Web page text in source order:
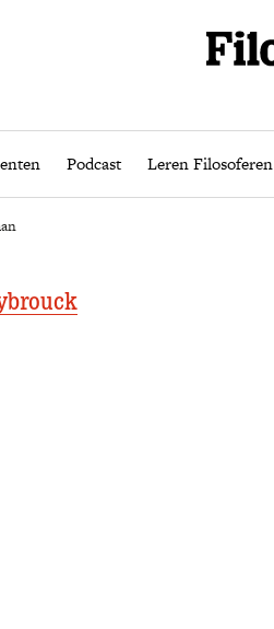
Podcast Leren Filosoferen
Magazine Evenementen Podcast